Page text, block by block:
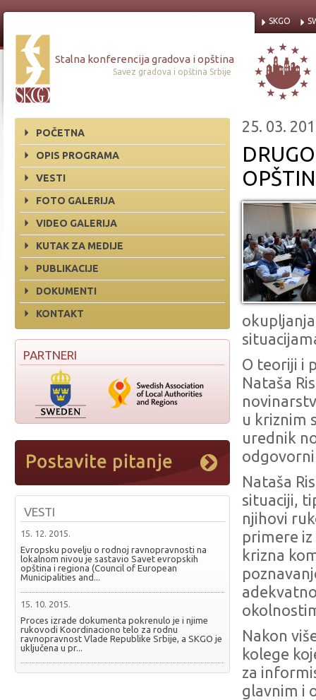
Stalna konferencija gradova i opština
Savez gradova i opština Srbije
SKGO
POČETNA
OPIS PROGRAMA
VESTI
FOTO GALERIJA
VIDEO GALERIJA
KUTAK ZA MEDIJE
PUBLIKACIJE
DOKUMENTI
KONTAKT
PARTNERI
VESTI
15. 12. 2015.
Evropsku povelju o rodnoj ravnopravnosti na
lokalnom nivou je sastavio Savet evropskih
opština i regiona (Council of European
Municipalities and...
15. 10. 2015.
Proces izrade dokumenta pokrenulo je i njime
rukovodi Koordinaciono telo za rodnu
ravnopravnost Vlade Republike Srbije, a SKGO je
uključena u pr...
25. 03.
O teoriji i
Nataša
u kriznim
urednik
odgovorni
Nataša
situaciji,
njihovi
primere
krizna
Nakon
kolege
za
glavnim i